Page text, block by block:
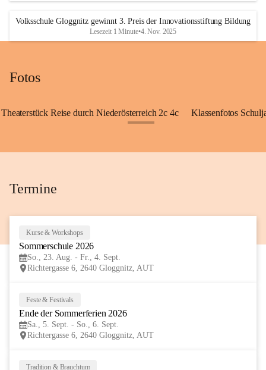
Volksschule Gloggnitz gewinnt 3. Preis der Innovationsstiftung Bildung
Lesezeit 1 Minute•4. Nov. 2025
Fotos
Theaterstück Reise durch Niederösterreich 2c 4c Klassenfotos
Termine
Kurse & Workshops
Sommerschule 2026
So., 23. Aug. - Fr., 4. Sept.
Richtergasse 6, 2640 Gloggnitz, AUT
Feste & Festivals
Ende der Sommerferien 2026
Sa., 5. Sept. - So., 6. Sept.
Richtergasse 6, 2640 Gloggnitz, AUT
Tradition & Brauchtum